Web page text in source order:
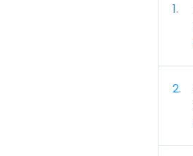
1.
2.